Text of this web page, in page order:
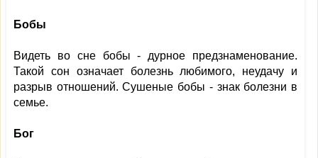
Бобы
Видеть во сне бобы - дурное предзнаменование.
Такой сон означает болезнь любимого, неудачу и
разрыв отношений. Сушеные бобы - знак болезни в
семье.
Бог